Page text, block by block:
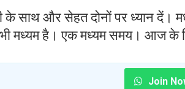
साथ और सेहत दोनों पर ध्यान दें।
भी मध्यम है। एक मध्यम समय। आज के
Join